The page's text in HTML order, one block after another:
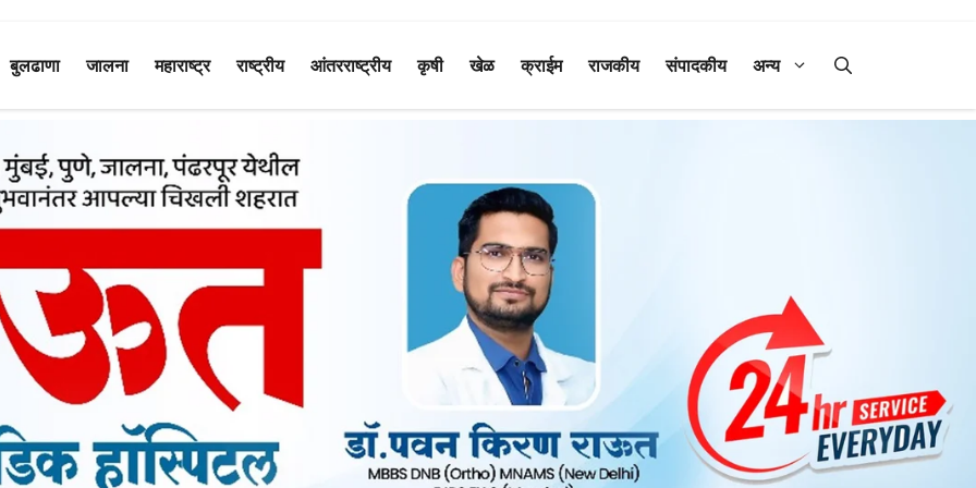
बुलढाणा जालना महाराष्ट्र राष्ट्रीय आंतरराष्ट्रीय कृषी खेळ क्राईम राजकीय संपादकीय अन्य